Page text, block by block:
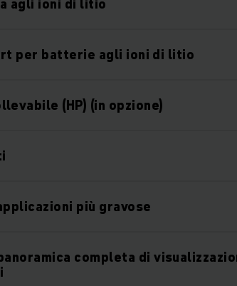
agli ioni di litio
per batterie agli ioni di litio
(HP) (in opzione)
più gravose
completa di